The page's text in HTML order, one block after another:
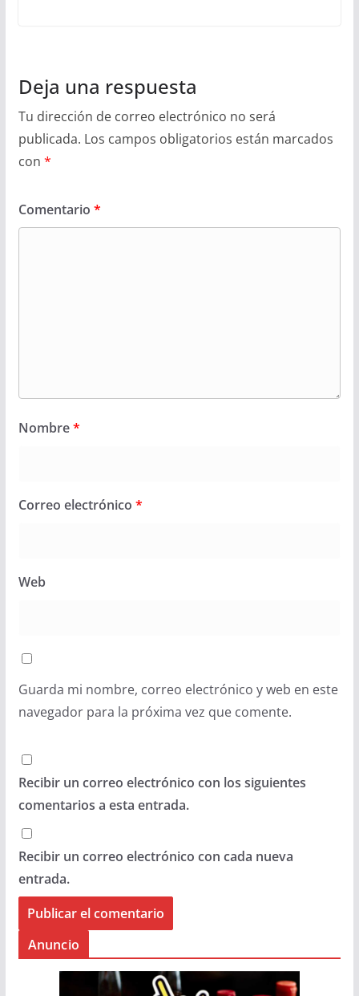
Deja una respuesta
Tu dirección de correo electrónico no será
publicada. Los campos obligatorios están marcados
con *
Comentario *
Nombre*
Correo electrónico *
Web
Guarda mi nombre, correo electrónico y web en este
navegador para la próxima vez que comente.
Recibir un correo electrónico con los siguientes
comentarios a esta entrada.
Recibir un correo electrónico con cada nueva
entrada.
Anuncio